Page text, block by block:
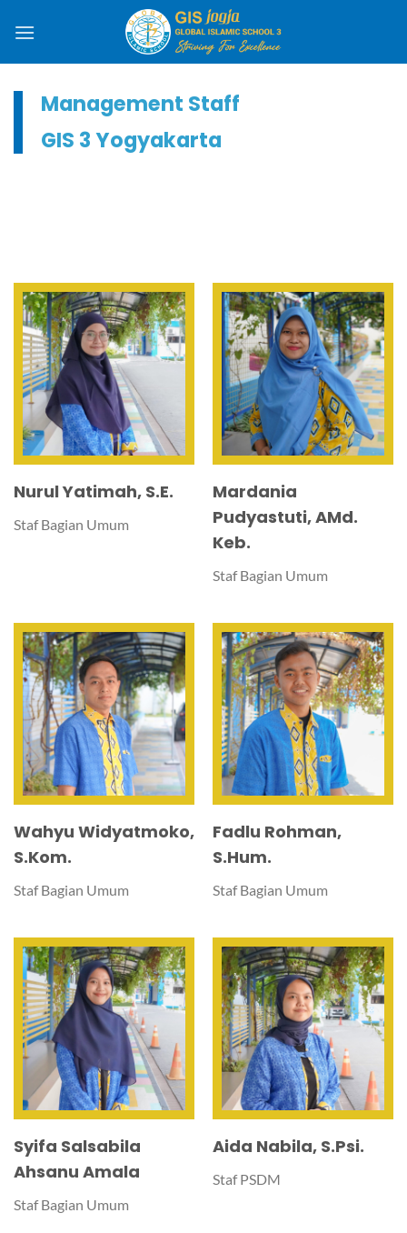
Management Staff
GIS 3 Yogyakarta
Nurul Yatimah, S.E.
Staf Bagian Umum
Mardania
Pudyastuti, AMd.
Keb.
Staf Bagian Umum
Wahyu Widyatmoko,
S.Kom.
Staf Bagian Umum
Fadlu Rohman,
S.Hum.
Staf Bagian Umum
Syifa Salsabila
Ahsanu Amala
Staf Bagian Umum
Aida Nabila, S.Psi.
Staf PSDM